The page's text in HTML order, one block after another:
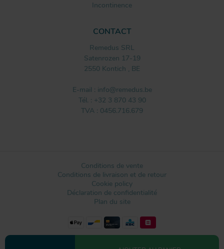
Incontinence
CONTACT
Remedus SRL
Satenrozen 17-19
2550 Kontich , BE
E-mail : info@remedus.be
Tél. : +32 3 870 43 90
TVA : 0456.716.679
Conditions de vente
Conditions de livraison et de retour
Cookie policy
Déclaration de confidentialité
Plan du site
Conception du site web par IDcreation 2021